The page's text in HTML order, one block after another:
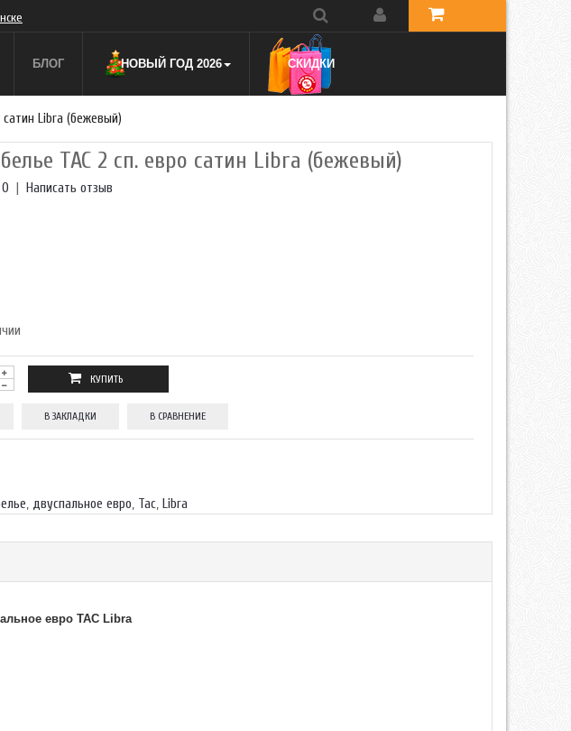
БЛОГ НОВЫЙ ГОД 2026 СКИДКИ
сатин Libra (бежевый)
TAC 2 сп. евро сатин Libra (бежевый)
Написать отзыв
В ЗАКЛАДКИ В СРАВНЕНИЕ
, двуспальное евро, Тас, Libra
евро TAC Libra